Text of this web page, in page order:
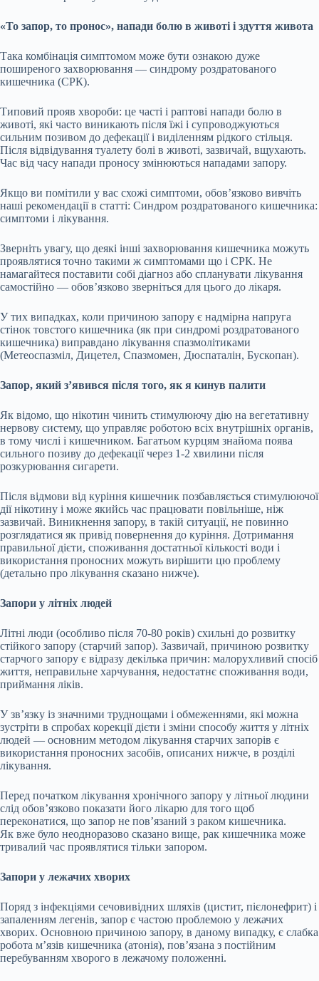
«То запор, то пронос», напади болю в животі і здуття живота
Така комбінація симптомом може бути ознакою дуже
поширеного захворювання — синдрому роздратованого
кишечника (СРК).
Типовий прояв хвороби: це часті і раптові напади болю в
животі, які часто виникають після їжі і супроводжуються
сильним позивом до дефекації і виділенням рідкого стільця.
Після відвідування туалету болі в животі, зазвичай, вщухають.
Час від часу напади проносу змінюються нападами запору.
Якщо ви помітили у вас схожі симптоми, обов’язково вивчіть
наші рекомендації в статті: Синдром роздратованого кишечника:
симптоми і лікування.
Зверніть увагу, що деякі інші захворювання кишечника можуть
проявлятися точно такими ж симптомами що і СРК. Не
намагайтеся поставити собі діагноз або спланувати лікування
самостійно — обов’язково зверніться для цього до лікаря.
У тих випадках, коли причиною запору є надмірна напруга
стінок товстого кишечника (як при синдромі роздратованого
кишечника) виправдано лікування спазмолітиками
(Метеоспазміл, Дицетел, Спазмомен, Дюспаталін, Бускопан).
Запор, який з’явився після того, як я кинув палити
Як відомо, що нікотин чинить стимулюючу дію на вегетативну
нервову систему, що управляє роботою всіх внутрішніх органів,
в тому числі і кишечником. Багатьом курцям знайома поява
сильного позиву до дефекації через 1-2 хвилини після
розкурювання сигарети.
Після відмови від куріння кишечник позбавляється стимулюючої
дії нікотину і може якийсь час працювати повільніше, ніж
зазвичай. Виникнення запору, в такій ситуації, не повинно
розглядатися як привід повернення до куріння. Дотримання
правильної дієти, споживання достатньої кількості води і
використання проносних можуть вирішити цю проблему
(детально про лікування сказано нижче).
Запори у літніх людей
Літні люди (особливо після 70-80 років) схильні до розвитку
стійкого запору (старчий запор). Зазвичай, причиною розвитку
старчого запору є відразу декілька причин: малорухливий спосіб
життя, неправильне харчування, недостатнє споживання води,
приймання ліків.
У зв’язку із значними труднощами і обмеженнями, які можна
зустріти в спробах корекції дієти і зміни способу життя у літніх
людей — основним методом лікування старчих запорів є
використання проносних засобів, описаних нижче, в розділі
лікування.
Перед початком лікування хронічного запору у літньої людини
слід обов’язково показати його лікарю для того щоб
переконатися, що запор не пов’язаний з раком кишечника.
Як вже було неодноразово сказано вище, рак кишечника може
тривалий час проявлятися тільки запором.
Запори у лежачих хворих
Поряд з інфекціями сечовивідних шляхів (цистит, пієлонефрит) і
запаленням легенів, запор є частою проблемою у лежачих
хворих. Основною причиною запору, в даному випадку, є слабка
робота м’язів кишечника (атонія), пов’язана з постійним
перебуванням хворого в лежачому положенні.